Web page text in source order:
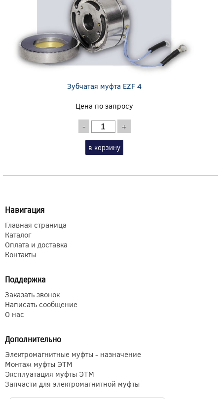
Зубчатая муфта EZF 4
Цена по запросу
- +
в корзину
Навигация
Главная страница
Каталог
Оплата и доставка
Контакты
Поддержка
Заказать звонок
Написать сообщение
О нас
Дополнительно
Электромагнитные муфты - назначение
Монтаж муфты ЭТМ
Эксплуатация муфты ЭТМ
Запчасти для электромагнитной муфты